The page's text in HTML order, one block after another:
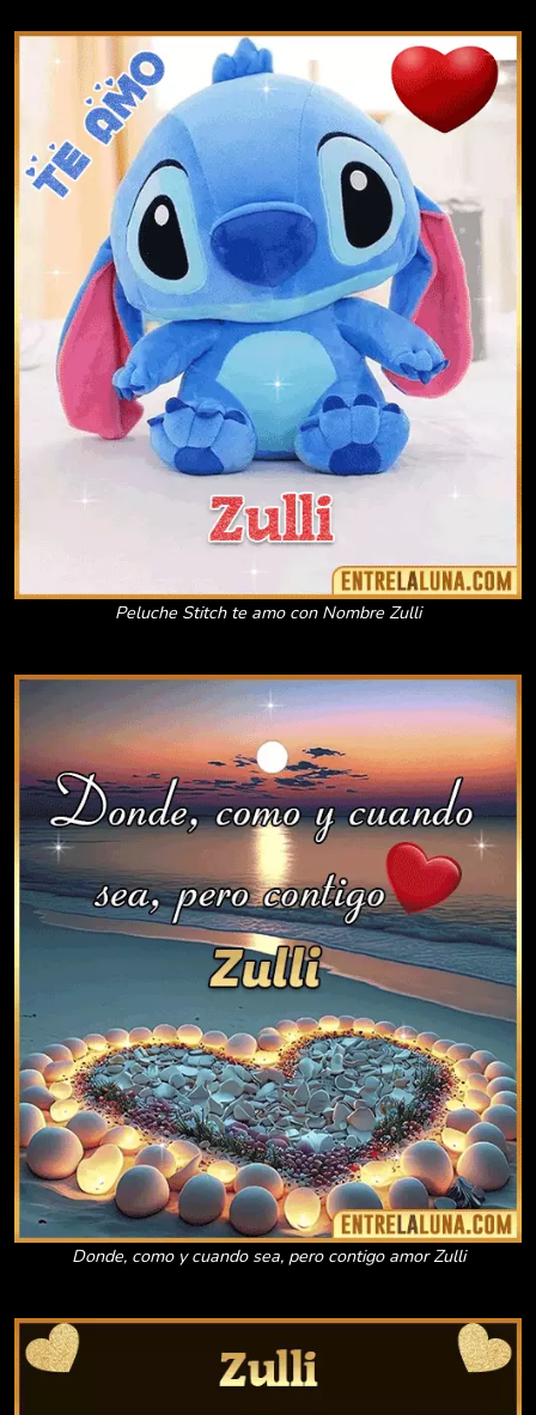
Peluche Stitch te amo con Nombre Zulli
Donde, como y cuando sea, pero contigo amor Zulli